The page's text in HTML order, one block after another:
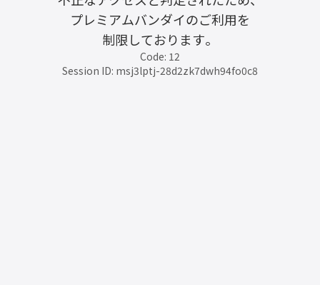
プレミアムバンダイのご利用を
制限しております。
Code: 12
Session ID: msj3lptj-28d2zk7dwh94fo0c8